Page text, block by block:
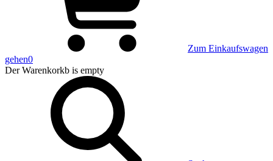
Zum Einkaufswagen
gehen0
Der Warenkorkb is empty